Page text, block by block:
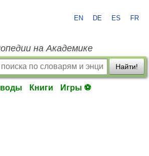
EN DE ES FR
на Академике
Найти!
Книги Игры ⚽